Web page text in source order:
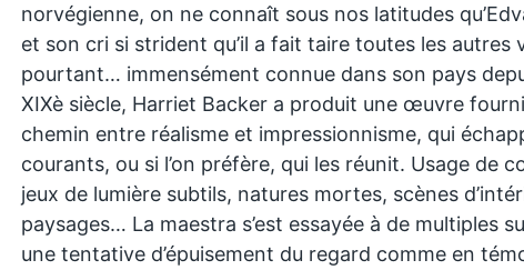
norvégienne, on ne connaît sous nos latitudes
et son cri si strident qu’il a fait taire toutes les autres
pourtant… immensément connue dans son pays
XIXè siècle, Harriet Backer a produit une œuvre
chemin entre réalisme et impressionnisme, qui
courants, ou si l’on préfère, qui les réunit. Usage de
jeux de lumière subtils, natures mortes, scènes
paysages… La maestra s’est essayée à de multiples
une tentative d’épuisement du regard comme en